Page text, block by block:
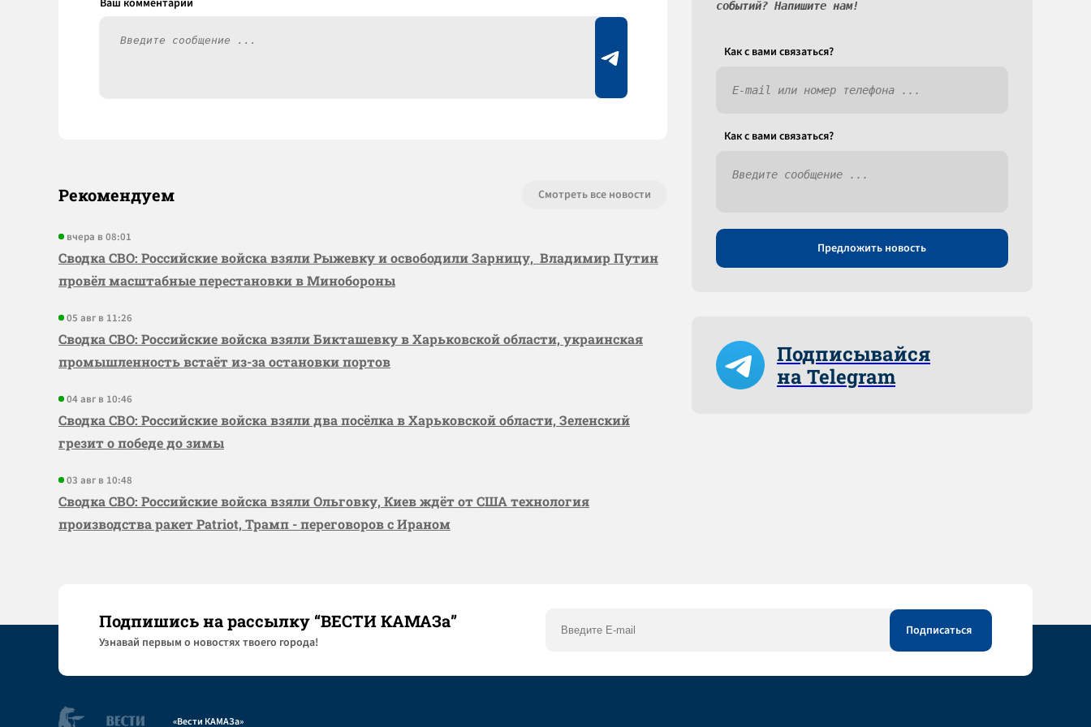
Рекомендуем Смотреть все новости
вчера в 08:01
Сводка СВО: Российские войска взяли Рыжевку и освободили Зарницу, Владимир Путин
провёл масштабные перестановки в Минобороны
05 авг в 11:26
Сводка СВО: Российские войска взяли Бикташевку в Харьковской области, украинская
промышленность встаёт из-за остановки портов
04 авг в 10:46
Сводка СВО: Российские войска взяли два посёлка в Харьковской области, Зеленский
грезит о победе до зимы
03 авг в 10:48
Сводка СВО: Российские войска взяли Ольговку, Киев ждёт от США технология
производства ракет Patriot, Трамп - переговоров с Ираном
событий? Напишите нам!
Как c вами связаться?
Как c вами связаться?
Предложить новость
Подписывайся
на Telegram
Подпишись на рассылку “ВЕСТИ КАМАЗа”
Узнaвай первым о новостях твоего города!
«Вести КАМАЗа»